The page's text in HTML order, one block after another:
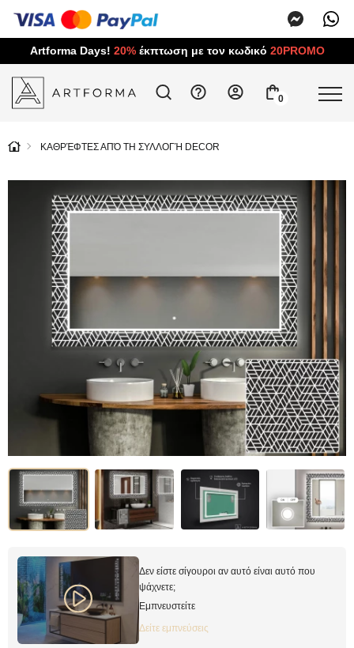
Artforma Days! 20%έκπτωση με τον κωδικό 20PROMO
0
ΚΑΘΡΈΦΤΕΣ ΑΠΌ ΤΗ ΣΥΛΛΟΓΉ DECOR
Δεν είστε σίγουροι αν αυτό είναι αυτό που
ψάχνετε;
Εμπνευστείτε
Δείτε εμπνεύσεις